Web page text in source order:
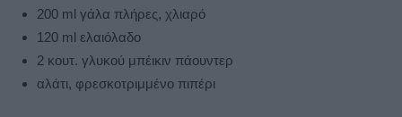
200 ml γάλα πλήρες, χλιαρό
120 ml ελαιόλαδο
2 κουτ. γλυκού μπέικιν πάουντερ
αλάτι, φρεσκοτριμμένο πιπέρι